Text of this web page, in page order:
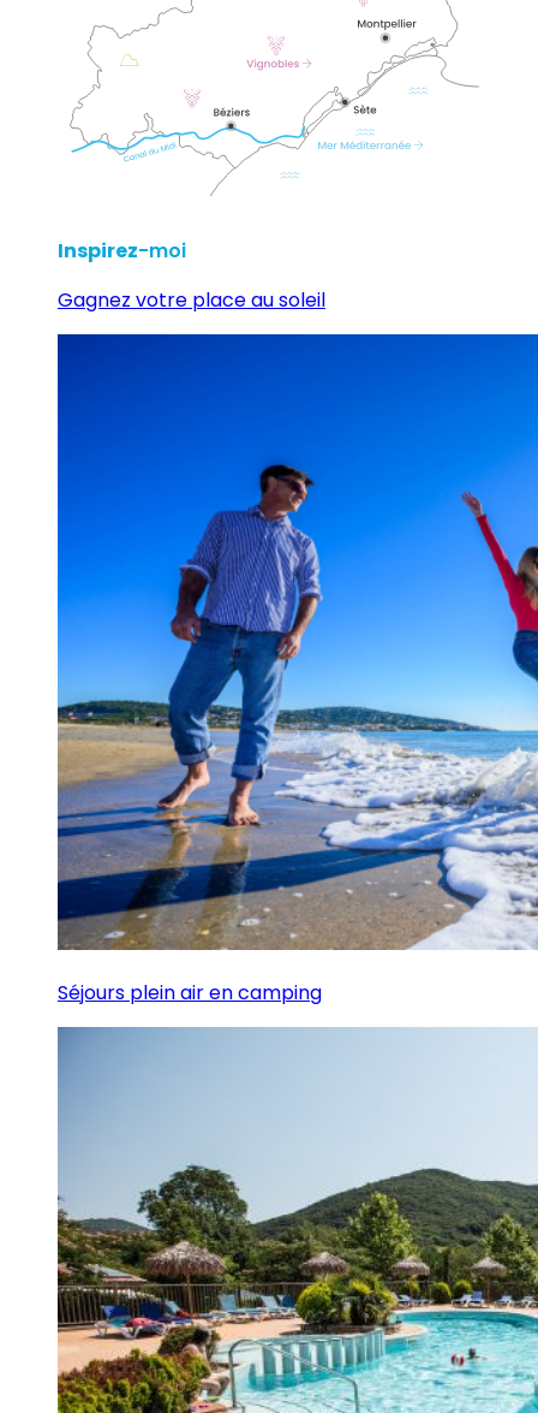
Inspirez-moi
Gagnez votre place au soleil
Séjours plein air en camping